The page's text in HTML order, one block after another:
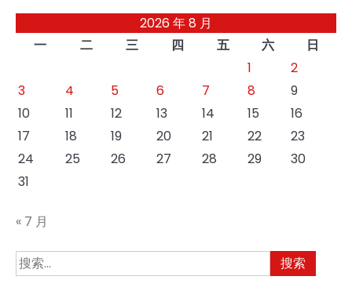
2026 年 8 月
一
二 三 四 五 六
日
1
2
3
4 5 6 7 8
9
10
11 12 13 14 15
16
17
18 19 20 21 22
23
24
25 26 27 28 29
30
31
« 7 月
搜
索：